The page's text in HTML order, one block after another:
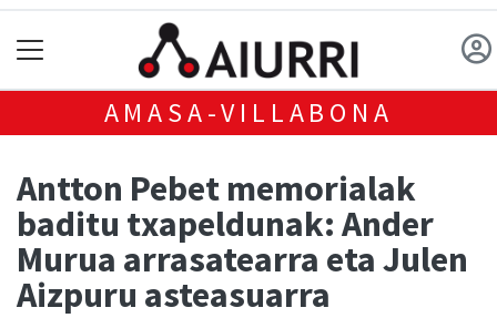
AMASA-VILLABONA
Antton Pebet memorialak
baditu txapeldunak: Ander
Murua arrasatearra eta Julen
Aizpuru asteasuarra